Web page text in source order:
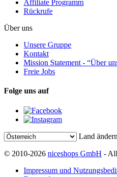
Affiliate Programm
Rückrufe
Über uns
Unsere Gruppe
Kontakt
Mission Statement - “Über
Freie Jobs
Folge uns auf
Land ändern
© 2010-2026 niceshops GmbH -
Impressum und